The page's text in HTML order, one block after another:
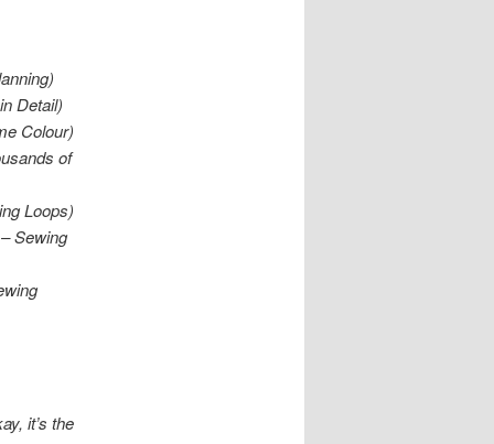
Detail)
Colour)
of
Loops)
Sewing
it’s the